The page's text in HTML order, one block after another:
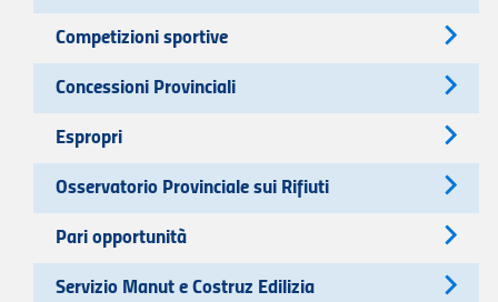
Competizioni sportive
Concessioni Provinciali
Espropri
Osservatorio Provinciale sui Rifiuti
Pari opportunità
Servizio Manut e Costruz Edilizia